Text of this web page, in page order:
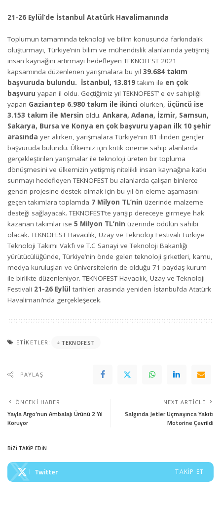
21-26 Eylül’de İstanbul Atatürk Havalimanında
Toplumun tamamında teknoloji ve bilim konusunda farkındalık
oluşturmayı, Türkiye’nin bilim ve mühendislik alanlarında yetişmiş
insan kaynağını artırmayı hedefleyen TEKNOFEST 2021
kapsamında düzenlenen yarışmalara bu yıl 39.684 takım
başvuruda bulundu. İstanbul, 13.819 takım ile en çok
başvuru yapan il oldu. Geçtiğimiz yıl TEKNOFEST’ e ev sahipliği
yapan Gaziantep 6.980 takım ile ikinci olurken, üçüncü ise
3.153 takım ile Mersin oldu. Ankara, Adana, İzmir, Samsun,
Sakarya, Bursa ve Konya en çok başvuru yapan ilk 10 şehir
arasında yer alırken, yarışmalara Türkiye’nin 81 ilinden gençler
başvuruda bulundu. Ülkemiz için kritik öneme sahip alanlarda
gerçekleştirilen yarışmalar ile teknoloji üreten bir topluma
dönüşmesini ve ülkemizin yetişmiş nitelikli insan kaynağına katkı
sunmayı hedefleyen TEKNOFEST bu alanlarda çalışan binlerce
gencin projesine destek olmak için bu yıl ön eleme aşamasını
geçen takımlara toplamda 7 Milyon TL’nin üzerinde malzeme
desteği sağlayacak. TEKNOFEST’te yarışıp dereceye girmeye hak
kazanan takımlar ise 5 Milyon TL’nin üzerinde ödülün sahibi
olacak. TEKNOFEST Havacılık, Uzay ve Teknoloji Festivali Türkiye
Teknoloji Takımı Vakfı ve T.C Sanayi ve Teknoloji Bakanlığı
yürütücülüğünde, Türkiye’nin önde gelen teknoloji şirketleri, kamu,
medya kuruluşları ve üniversitelerin de olduğu 71 paydaş kurum
ile birlikte düzenleniyor. TEKNOFEST Havacılık, Uzay ve Teknoloji
Festivali 21-26 Eylül tarihleri arasında yeniden İstanbul’da Atatürk
Havalimanı’nda gerçekleşecek.
ETIKETLER: TEKNOFEST
PAYLAŞ
ÖNCEKI HABER
Yayla Argo’nun Ambalajı Ürünü 2 Yıl
Koruyor
NEXT ARTICLE
Salgında Jetler Uçmayınca Yakıtı
Motorine Çevrildi
BİZİ TAKİP EDİN
Twitter TAKIP ET